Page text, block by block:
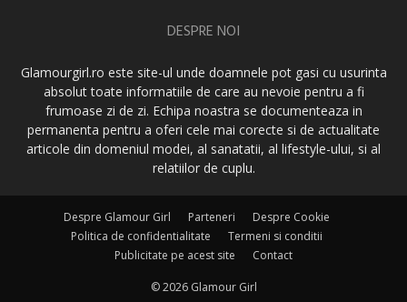
DESPRE NOI
Glamourgirl.ro este site-ul unde doamnele pot gasi cu usurinta
absolut toate informatiile de care au nevoie pentru a fi
frumoase zi de zi. Echipa noastra se documenteaza in
permanenta pentru a oferi cele mai corecte si de actualitate
articole din domeniul modei, al sanatatii, al lifestyle-ului, si al
relatiilor de cuplu.
Despre Glamour Girl Parteneri
Despre Cookie
Politica de confidentialitate
Termeni si conditii
Publicitate pe acest site
Contact
© 2026 Glamour Girl